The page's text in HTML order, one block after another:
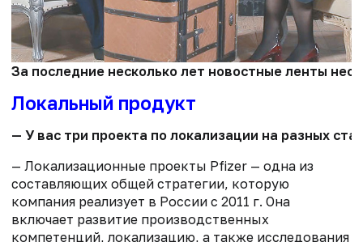
За последние несколько лет новостные ленты
Локальный продукт
— У вас три проекта по локализации на разных
— Локализационные проекты Pfizer — одна из
составляющих общей стратегии, которую
компания реализует в России с 2011 г. Она
включает развитие производственных
компетенций, локализацию, а также исследования